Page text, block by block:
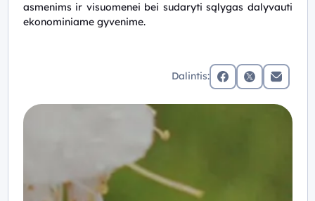
asmenims ir visuomenei bei sudaryti sąlygas dalyvauti
ekonominiame gyvenime.
Dalintis:
facebookx (twitter)